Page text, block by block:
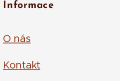
Informace
O nás
Kontakt